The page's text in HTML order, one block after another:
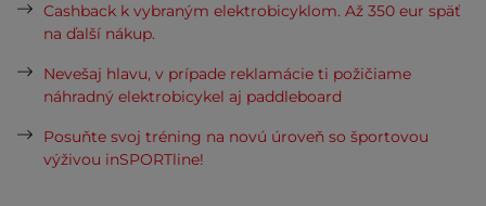
Cashback k vybraným elektrobicyklom. Až 350 eur späť
na ďalší nákup.
Nevešaj hlavu, v prípade reklamácie ti požičiame
náhradný elektrobicykel aj paddleboard
Posuňte svoj tréning na novú úroveň so športovou
výživou inSPORTline!